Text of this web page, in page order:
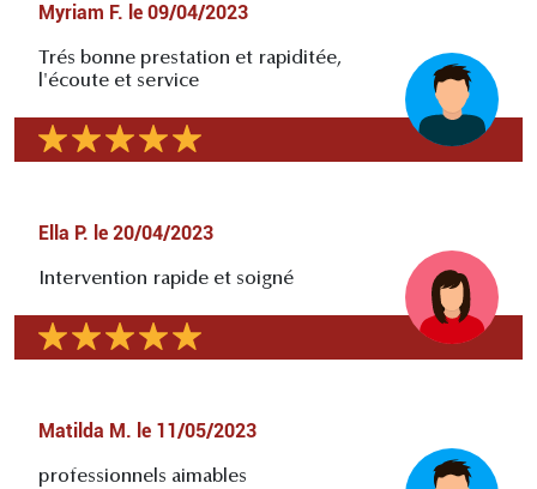
Myriam F. le 09/04/2023
Trés bonne prestation et rapiditée,
l'écoute et service
Ella P. le 20/04/2023
Intervention rapide et soigné
Matilda M. le 11/05/2023
professionnels aimables